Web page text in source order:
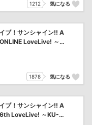
1212 気になる
ブ！サンシャイン!! A
LoveLive! ～L
1878 気になる
ブ！サンシャイン!! A
LoveLive! ～KU-R